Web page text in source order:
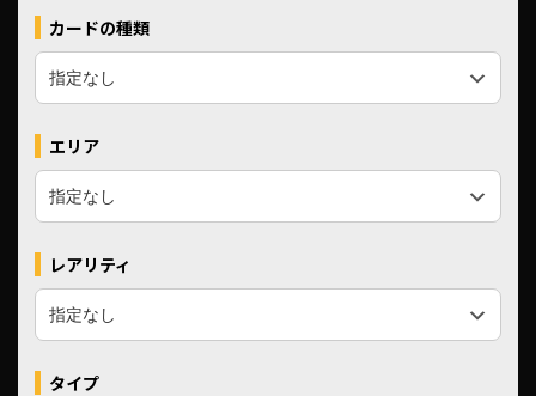
カードの種類
エリア
レアリティ
タイプ